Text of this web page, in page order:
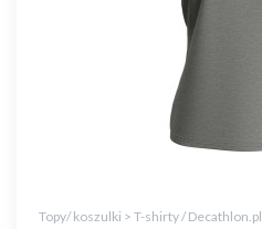
Topy/ koszulki > T-shirty / Decathlon.pl